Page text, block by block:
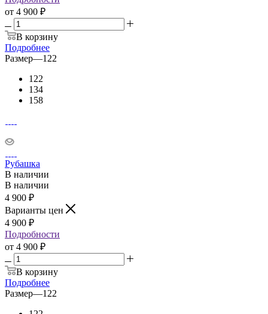
от 4 900 ₽
В корзину
Подробнее
Размер—122
122
134
158
Рубашка
В наличии
В наличии
4 900 ₽
Варианты цен
4 900 ₽
Подробности
от 4 900 ₽
В корзину
Подробнее
Размер—122